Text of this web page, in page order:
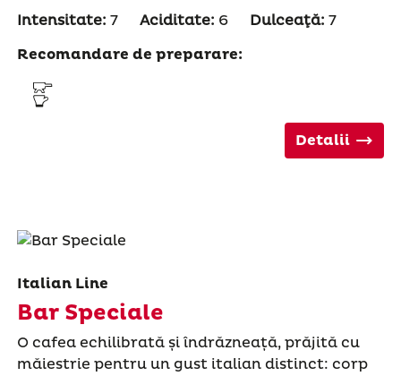
Intensitate: 7 Aciditate: 6 Dulceaţă: 7
Recomandare de preparare:
Detalii
Italian Line
Bar Speciale
O cafea echilibrată și îndrăzneață, prăjită cu
măiestrie pentru un gust italian distinct: corp